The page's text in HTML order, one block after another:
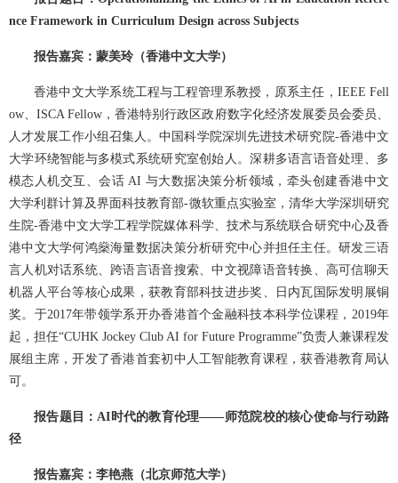
nce Framework in Curriculum Design across Subjects
报告嘉宾：蒙美玲（香港中文大学）
香港中文大学系统工程与工程管理系教授，原系主任，IEEE Fell
ow、ISCA Fellow，香港特别行政区政府数字化经济发展委员会委员、
人才发展工作小组召集人。中国科学院深圳先进技术研究院-香港中文
大学环绕智能与多模式系统研究室创始人。深耕多语言语音处理、多
模态人机交互、会话 AI 与大数据决策分析领域，牵头创建香港中文
大学利群计算及界面科技教育部-微软重点实验室，清华大学深圳研究
生院-香港中文大学工程学院媒体科学、技术与系统联合研究中心及香
港中文大学何鸿燊海量数据决策分析研究中心并担任主任。研发三语
言人机对话系统、跨语言语音搜索、中文视障语音转换、高可信聊天
机器人平台等核心成果，获教育部科技进步奖、日内瓦国际发明展铜
奖。于2017年带领学系开办香港首个金融科技本科学位课程，2019年
起，担任“CUHK Jockey Club AI for Future Programme”负责人兼课程发
展组主席，开发了香港首套初中人工智能教育课程，获香港教育局认
可。
报告题目：AI时代的教育伦理——师范院校的核心使命与行动路
径
报告嘉宾：李艳燕（北京师范大学）